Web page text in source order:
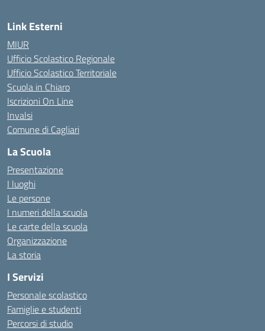
Link Esterni
MIUR
Ufficio Scolastico Regionale
Ufficio Scolastico Territoriale
Scuola in Chiaro
Iscrizioni On Line
Invalsi
Comune di Cagliari
La Scuola
Presentazione
I luoghi
Le persone
I numeri della scuola
Le carte della scuola
Organizzazione
La storia
I Servizi
Personale scolastico
Famiglie e studenti
Percorsi di studio